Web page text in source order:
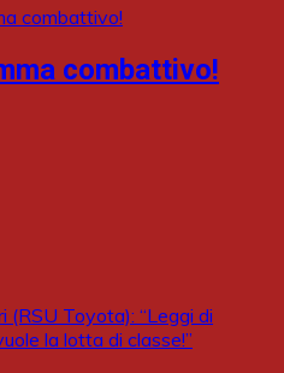
combattivo!